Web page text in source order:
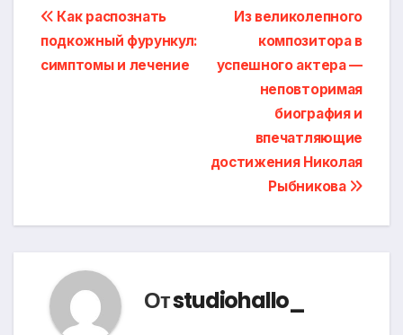
Навигация
по
Из великолепного
композитора в
успешного актера —
неповторимая
биография и
впечатляющие
достижения Николая
Рыбникова
Как распознать
подкожный фурункул:
симптомы и лечение
Отstudiohallo_